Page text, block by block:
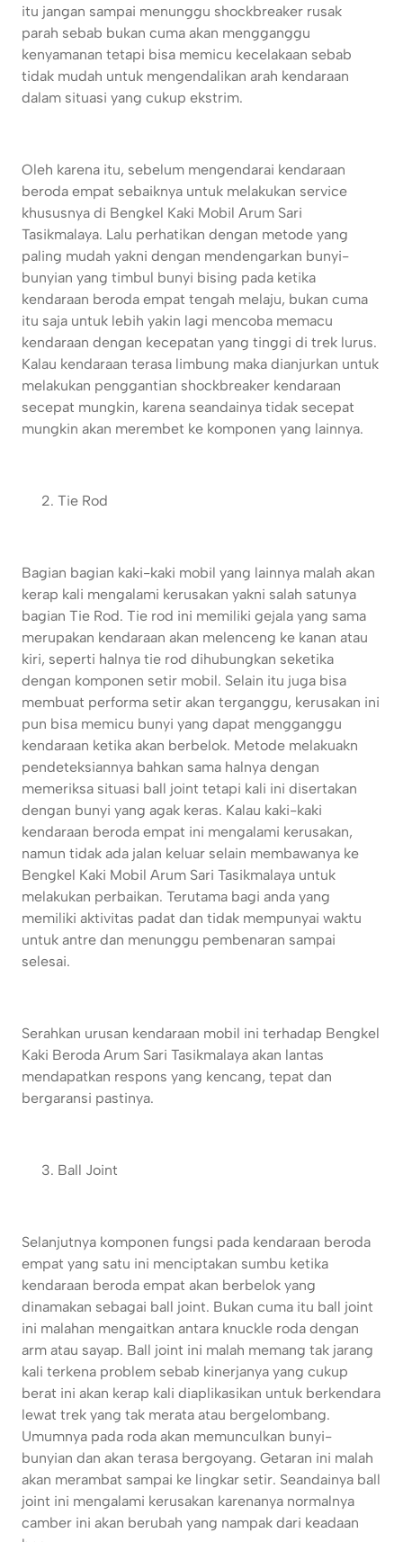
itu jangan sampai menunggu shockbreaker rusak
parah sebab bukan cuma akan mengganggu
kenyamanan tetapi bisa memicu kecelakaan sebab
tidak mudah untuk mengendalikan arah kendaraan
dalam situasi yang cukup ekstrim.
Oleh karena itu, sebelum mengendarai kendaraan
beroda empat sebaiknya untuk melakukan service
khususnya di Bengkel Kaki Mobil Arum Sari
Tasikmalaya. Lalu perhatikan dengan metode yang
paling mudah yakni dengan mendengarkan bunyi-
bunyian yang timbul bunyi bising pada ketika
kendaraan beroda empat tengah melaju, bukan cuma
itu saja untuk lebih yakin lagi mencoba memacu
kendaraan dengan kecepatan yang tinggi di trek lurus.
Kalau kendaraan terasa limbung maka dianjurkan untuk
melakukan penggantian shockbreaker kendaraan
secepat mungkin, karena seandainya tidak secepat
mungkin akan merembet ke komponen yang lainnya.
Tie Rod
Bagian bagian kaki-kaki mobil yang lainnya malah akan
kerap kali mengalami kerusakan yakni salah satunya
bagian Tie Rod. Tie rod ini memiliki gejala yang sama
merupakan kendaraan akan melenceng ke kanan atau
kiri, seperti halnya tie rod dihubungkan seketika
dengan komponen setir mobil. Selain itu juga bisa
membuat performa setir akan terganggu, kerusakan ini
pun bisa memicu bunyi yang dapat mengganggu
kendaraan ketika akan berbelok. Metode melakuakn
pendeteksiannya bahkan sama halnya dengan
memeriksa situasi ball joint tetapi kali ini disertakan
dengan bunyi yang agak keras. Kalau kaki-kaki
kendaraan beroda empat ini mengalami kerusakan,
namun tidak ada jalan keluar selain membawanya ke
Bengkel Kaki Mobil Arum Sari Tasikmalaya untuk
melakukan perbaikan. Terutama bagi anda yang
memiliki aktivitas padat dan tidak mempunyai waktu
untuk antre dan menunggu pembenaran sampai
selesai.
Serahkan urusan kendaraan mobil ini terhadap Bengkel
Kaki Beroda Arum Sari Tasikmalaya akan lantas
mendapatkan respons yang kencang, tepat dan
bergaransi pastinya.
Ball Joint
Selanjutnya komponen fungsi pada kendaraan beroda
empat yang satu ini menciptakan sumbu ketika
kendaraan beroda empat akan berbelok yang
dinamakan sebagai ball joint. Bukan cuma itu ball joint
ini malahan mengaitkan antara knuckle roda dengan
arm atau sayap. Ball joint ini malah memang tak jarang
kali terkena problem sebab kinerjanya yang cukup
berat ini akan kerap kali diaplikasikan untuk berkendara
lewat trek yang tak merata atau bergelombang.
Umumnya pada roda akan memunculkan bunyi-
bunyian dan akan terasa bergoyang. Getaran ini malah
akan merambat sampai ke lingkar setir. Seandainya ball
joint ini mengalami kerusakan karenanya normalnya
camber ini akan berubah yang nampak dari keadaan